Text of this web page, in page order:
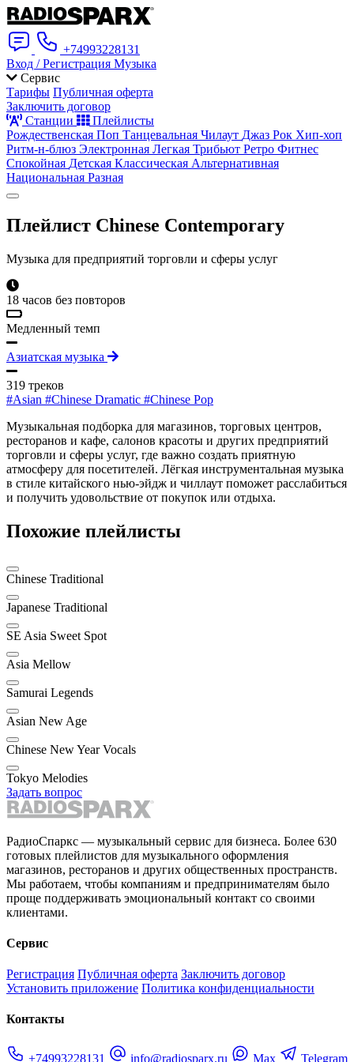
+74993228131
Вход / Регистрация Музыка
Сервис
Тарифы Публичная оферта
Заключить договор
Станции
Плейлисты
Рождественская Поп Танцевальная Чилаут Джаз Рок Хип-хоп
Ритм-н-блюз Электронная Легкая Трибьют Ретро Фитнес
Спокойная Детская Классическая Альтернативная
Национальная Разная
Плейлист Chinese Contemporary
Музыка для предприятий торговли и сферы услуг
18 часов без повторов
Медленный темп
Азиатская музыка
319 треков
#Asian #Chinese Dramatic #Chinese Pop
Музыкальная подборка для магазинов, торговых центров,
ресторанов и кафе, салонов красоты и других предприятий
торговли и сферы услуг, где важно создать приятную
атмосферу для посетителей. Лёгкая инструментальная музыка
в стиле китайского нью-эйдж и чиллаут поможет расслабиться
и получить удовольствие от покупок или отдыха.
Похожие плейлисты
Chinese Traditional
Japanese Traditional
SE Asia Sweet Spot
Asia Mellow
Samurai Legends
Asian New Age
Chinese New Year Vocals
Tokyo Melodies
Задать вопрос
РадиоСпаркс — музыкальный сервис для бизнеса. Более 630
готовых плейлистов для музыкального оформления
магазинов, ресторанов и других общественных пространств.
Мы работаем, чтобы компаниям и предпринимателям было
проще поддерживать эмоциональный контакт со своими
клиентами.
Сервис
Регистрация Публичная оферта Заключить договор
Установить приложение Политика конфиденциальности
Контакты
+74993228131 info@radiosparx.ru Max Telegram